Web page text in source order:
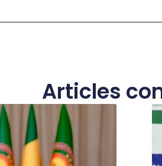
Articles